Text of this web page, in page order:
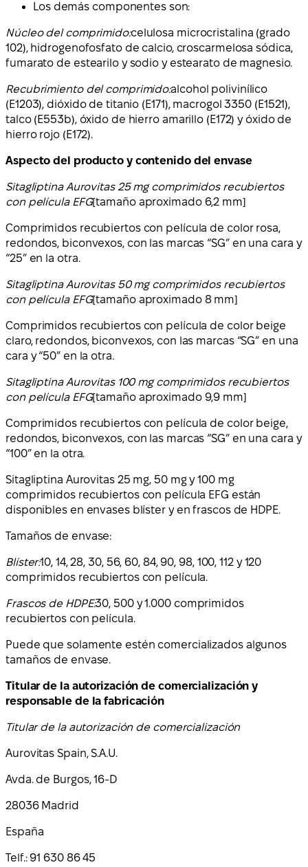
Los demás componentes son:
Núcleo del comprimido:celulosa microcristalina (grado
102), hidrogenofosfato de calcio, croscarmelosa sódica,
fumarato de estearilo y sodio y estearato de magnesio.
Recubrimiento del comprimido:alcohol polivinílico
(E1203), dióxido de titanio (E171), macrogol 3350 (E1521),
talco (E553b), óxido de hierro amarillo (E172) y óxido de
hierro rojo (E172).
Aspecto del producto y contenido del envase
Sitagliptina Aurovitas 25 mg comprimidos recubiertos
con película EFG[tamaño aproximado 6,2 mm]
Comprimidos recubiertos con película de color rosa,
redondos, biconvexos, con las marcas “SG” en una cara y
“25” en la otra.
Sitagliptina Aurovitas 50 mg comprimidos recubiertos
con película EFG[tamaño aproximado 8 mm]
Comprimidos recubiertos con película de color beige
claro, redondos, biconvexos, con las marcas “SG” en una
cara y “50” en la otra.
Sitagliptina Aurovitas 100 mg comprimidos recubiertos
con película EFG[tamaño aproximado 9,9 mm]
Comprimidos recubiertos con película de color beige,
redondos, biconvexos, con las marcas “SG” en una cara y
“100” en la otra.
Sitagliptina Aurovitas 25 mg, 50 mg y 100 mg
comprimidos recubiertos con película EFG están
disponibles en envases blíster y en frascos de HDPE.
Tamaños de envase:
Blíster:10, 14, 28, 30, 56, 60, 84, 90, 98, 100, 112 y 120
comprimidos recubiertos con película.
Frascos de HDPE:30, 500 y 1.000 comprimidos
recubiertos con película.
Puede que solamente estén comercializados algunos
tamaños de envase.
Titular de la autorización de comercialización y
responsable de la fabricación
Titular de la autorización de comercialización
Aurovitas Spain, S.A.U.
Avda. de Burgos, 16-D
28036 Madrid
España
Telf.: 91 630 86 45